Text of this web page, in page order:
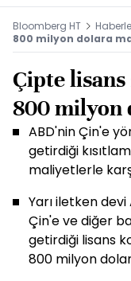
Bloomberg HT
800 milyon dolara
Çipte
800 milyon
ABD'nin Çin'e
getirdiği
maliyetlerle
Yarı iletken
Çin'e ve diğer
getirdiği lisans
800 milyon